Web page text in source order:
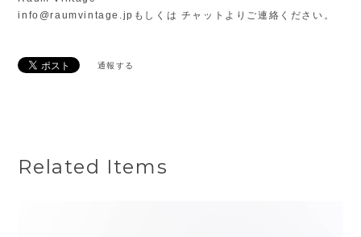
info@raumvintage.jp もしくは チャットよりご連絡ください。
通報する
Related Items